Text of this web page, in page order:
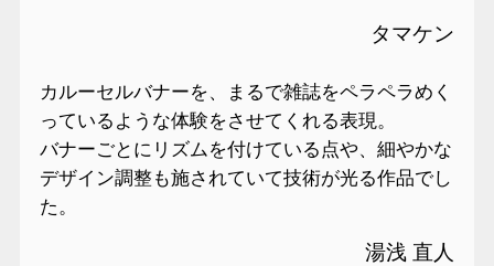
タマケン
カルーセルバナーを、まるで雑誌をペラペラめく
っているような体験をさせてくれる表現。
バナーごとにリズムを付けている点や、細やかな
デザイン調整も施されていて技術が光る作品でし
た。
湯浅 直人